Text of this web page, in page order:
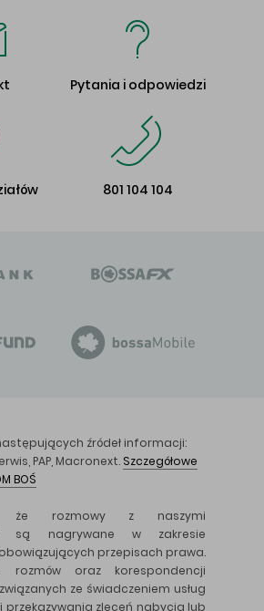
Pytania i odpowiedzi
801 104 104
źródeł informacji:
PAP, Macronext. Szczegółowe
BOŚ
że rozmowy z naszymi
są nagrywane w zakresie
przepisach prawa.
rozmów oraz korespondencji
ze świadczeniem usług
przekazywania zleceń nabycia lub